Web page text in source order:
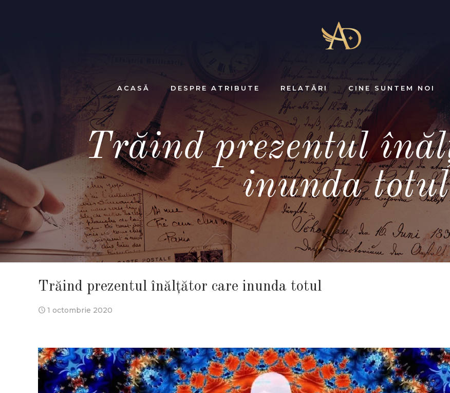
ACASĂ DESPRE ATRIBUTE RELATĂRI CINE SUNTEM NOI
Trăind prezentul
inunda totul
Trăind prezentul înălțător care inunda totul
1 octombrie 2020